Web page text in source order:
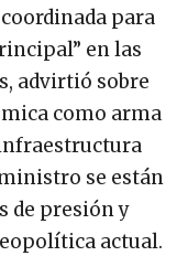
para
en las
advirtió sobre
como arma
se están
de presión y
actual.